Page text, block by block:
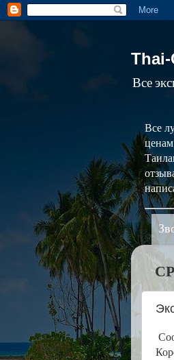
Thai-
Все
Все